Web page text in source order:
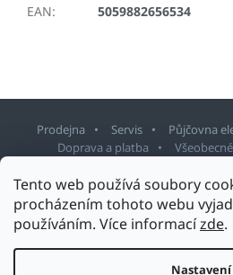
Tento web používá soubory
procházením tohoto webu
používáním. Více informacízde.
Nastavení
EAN: 5059882656534
Prodejna Servis Půjčovna
Doprava a platba
Upravit nastavení